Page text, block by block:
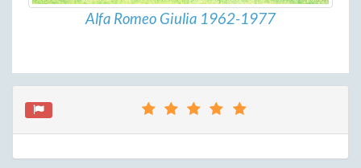
Alfa Romeo Giulia 1962-1977